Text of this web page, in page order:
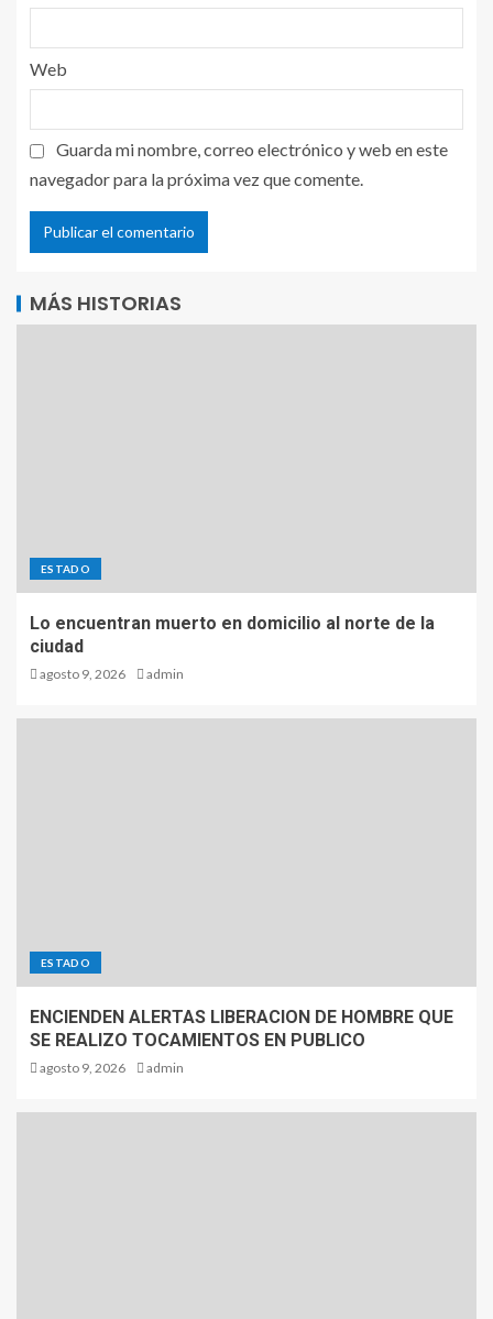
Web
Guarda mi nombre, correo electrónico y web en este
navegador para la próxima vez que comente.
MÁS HISTORIAS
ESTADO
Lo encuentran muerto en domicilio al norte de la
ciudad
agosto 9, 2026 admin
ESTADO
ENCIENDEN ALERTAS LIBERACION DE HOMBRE QUE
SE REALIZO TOCAMIENTOS EN PUBLICO
agosto 9, 2026 admin